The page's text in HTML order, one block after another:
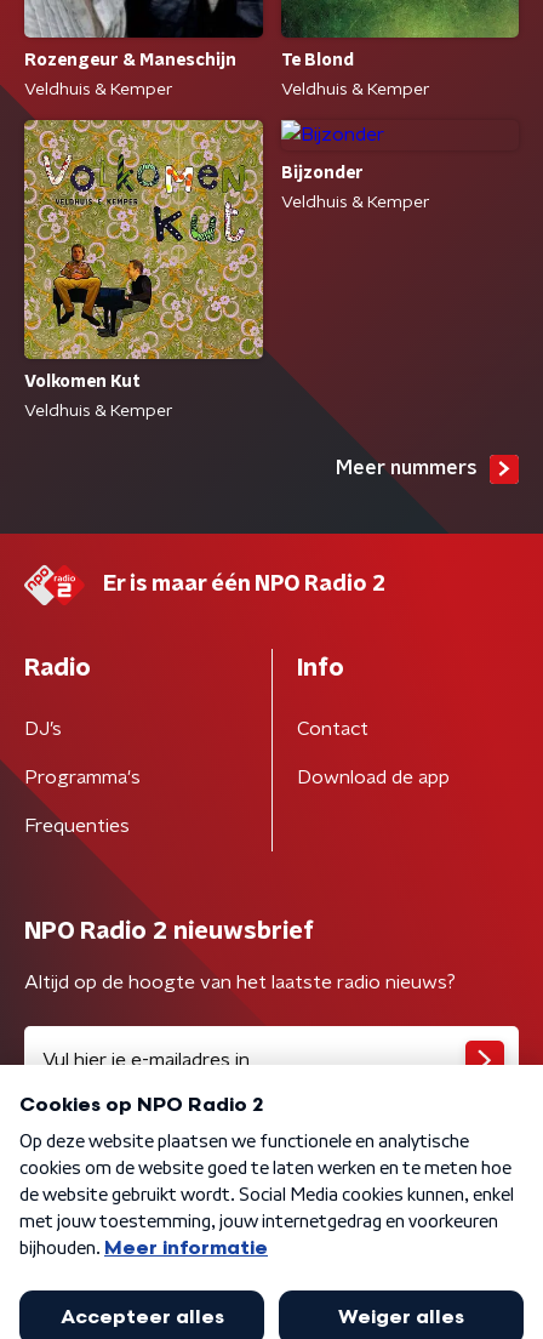
Rozengeur & Maneschijn
Veldhuis & Kemper
Te Blond
Veldhuis & Kemper
Volkomen Kut
Veldhuis & Kemper
Bijzonder
Veldhuis & Kemper
Meer nummers
Er is maar één NPO Radio 2
Radio
DJ’s
Programma's
Frequenties
Info
Contact
Download de app
NPO Radio 2 nieuwsbrief
Altijd op de hoogte van het laatste radio nieuws?
Algemene voorwaarden